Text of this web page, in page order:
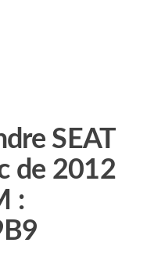
SEAT
de 2012
: